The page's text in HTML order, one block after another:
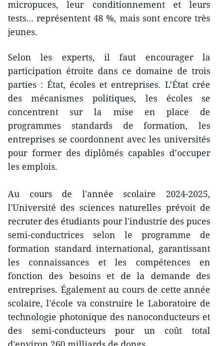
micropuces, leur conditionnement et leurs
tests... représentent 48 %, mais sont encore très
jeunes.
Selon les experts, il faut encourager la
participation étroite dans ce domaine de trois
parties : État, écoles et entreprises. L’État crée
des mécanismes politiques, les écoles se
concentrent sur la mise en place de
programmes standards de formation, les
entreprises se coordonnent avec les universités
pour former des diplômés capables d’occuper
les emplois.
Au cours de l'année scolaire 2024-2025,
l'Université des sciences naturelles prévoit de
recruter des étudiants pour l'industrie des puces
semi-conductrices selon le programme de
formation standard international, garantissant
les connaissances et les compétences en
fonction des besoins et de la demande des
entreprises. Également au cours de cette année
scolaire, l'école va construire le Laboratoire de
technologie photonique des nanoconducteurs et
des semi-conducteurs pour un coût total